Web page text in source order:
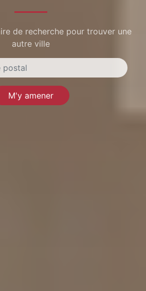
de recherche pour trouver une
autre ville
M'y amener